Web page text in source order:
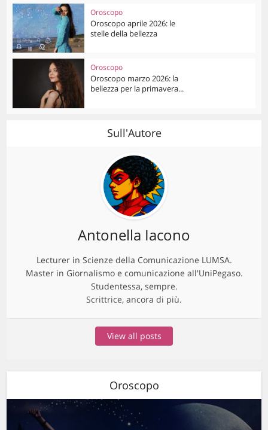
Oroscopo
Oroscopo aprile 2026: le
stelle della bellezza
Oroscopo
Oroscopo marzo 2026: la
bellezza per la primavera...
Sull'Autore
Antonella Iacono
Lecturer in Scienze della Comunicazione LUMSA.
Master in Giornalismo e comunicazione all'UniPegaso.
Studentessa, sempre.
Scrittrice, ancora di più.
View all posts
Oroscopo